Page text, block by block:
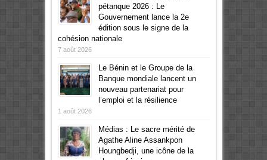
pétanque 2026 : Le
Gouvernement lance la 2e
édition sous le signe de la
cohésion nationale
7 août 2026
Le Bénin et le Groupe de la
Banque mondiale lancent un
nouveau partenariat pour
l’emploi et la résilience
1 août 2026
Médias : Le sacre mérité de
Agathe Aline Assankpon
Houngbedji, une icône de la